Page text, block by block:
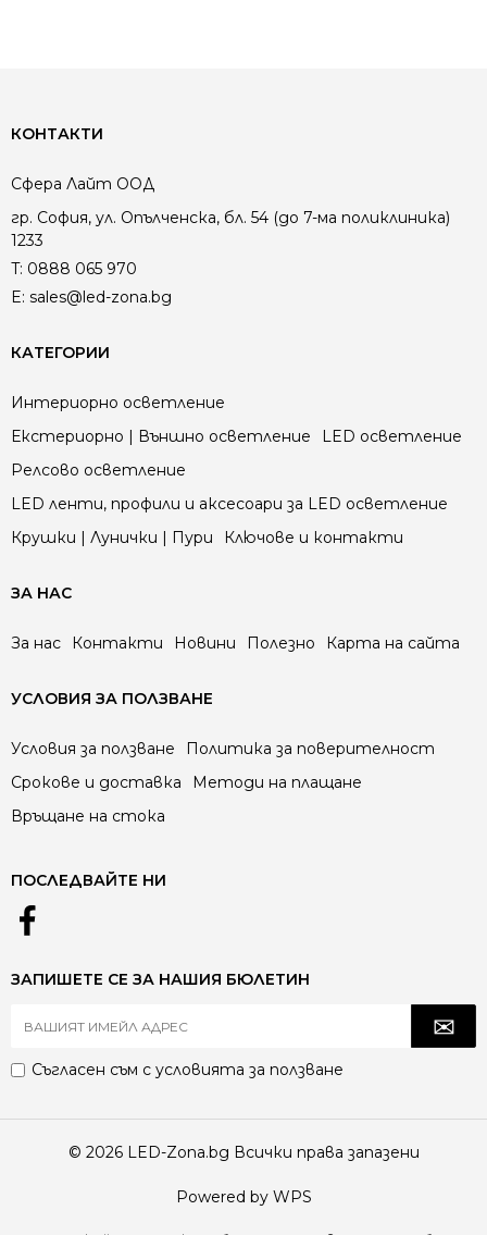
КОНТАКТИ
Сфера Лайт ООД
гр. София, ул. Опълченска, бл. 54 (до 7-ма поликлиника)
1233
T: 0888 065 970
E: sales@led-zona.bg
КАТЕГОРИИ
Интериорно осветление
Екстериорно | Външно осветление
LED осветление
Релсово осветление
LED ленти, профили и аксесоари за LED осветление
Крушки | Лунички | Пури
Ключове и контакти
ЗА НАС
За нас Контакти Новини Полезно Карта на сайта
УСЛОВИЯ ЗА ПОЛЗВАНЕ
Условия за ползване
Политика за поверителност
Срокове и доставка
Методи на плащане
Връщане на стока
ПОСЛЕДВАЙТЕ НИ
ЗАПИШЕТЕ СЕ ЗА НАШИЯ БЮЛЕТИН
Съгласен съм с условията за ползване
© 2026 LED-Zona.bg Всички права запазени
Powered by WPS